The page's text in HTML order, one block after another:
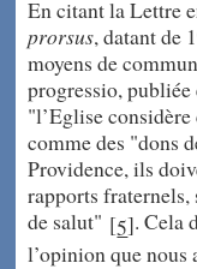
En citant la Lettre
prorsus, datant de
moyens de
progressio,
"l’Eglise
comme des "dons
Providence, ils
rapports fraternels,
de salut" [5]. Cela
l’opinion que nous